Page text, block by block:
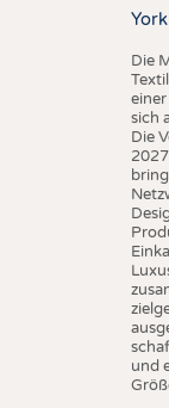
Die
sich
Die
und